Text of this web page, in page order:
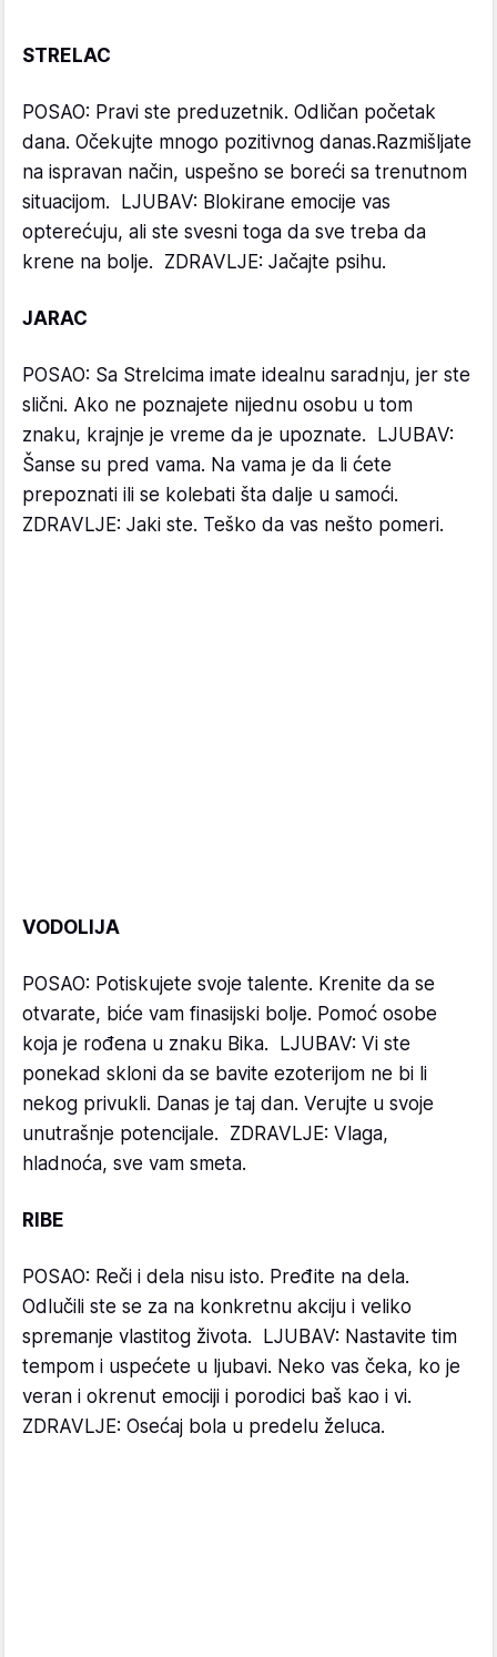
STRELAC
POSAO: Pravi ste preduzetnik. Odličan početak
dana. Očekujte mnogo pozitivnog danas.Razmišljate
na ispravan način, uspešno se boreći sa trenutnom
situacijom. LJUBAV: Blokirane emocije vas
opterećuju, ali ste svesni toga da sve treba da
krene na bolje. ZDRAVLJE: Jačajte psihu.
JARAC
POSAO: Sa Strelcima imate idealnu saradnju, jer ste
slični. Ako ne poznajete nijednu osobu u tom
znaku, krajnje je vreme da je upoznate. LJUBAV:
Šanse su pred vama. Na vama je da li ćete
prepoznati ili se kolebati šta dalje u samoći.
ZDRAVLJE: Jaki ste. Teško da vas nešto pomeri.
VODOLIJA
POSAO: Potiskujete svoje talente. Krenite da se
otvarate, biće vam finasijski bolje. Pomoć osobe
koja je rođena u znaku Bika. LJUBAV: Vi ste
ponekad skloni da se bavite ezoterijom ne bi li
nekog privukli. Danas je taj dan. Verujte u svoje
unutrašnje potencijale. ZDRAVLJE: Vlaga,
hladnoća, sve vam smeta.
RIBE
POSAO: Reči i dela nisu isto. Pređite na dela.
Odlučili ste se za na konkretnu akciju i veliko
spremanje vlastitog života. LJUBAV: Nastavite tim
tempom i uspećete u ljubavi. Neko vas čeka, ko je
veran i okrenut emociji i porodici baš kao i vi.
ZDRAVLJE: Osećaj bola u predelu želuca.